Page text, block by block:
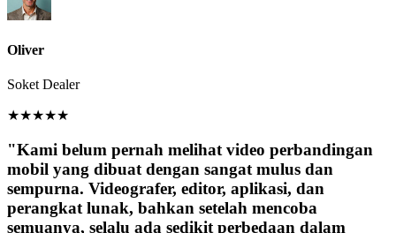
Oliver
Soket Dealer
★★★★★
"Kami belum pernah melihat video perbandingan
mobil yang dibuat dengan sangat mulus dan
sempurna. Videografer, editor, aplikasi, dan
perangkat lunak, bahkan setelah mencoba
semuanya, selalu ada sedikit perbedaan dalam